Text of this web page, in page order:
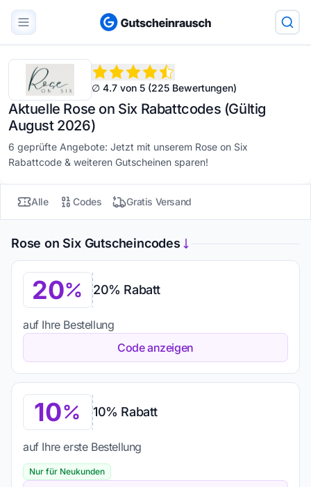
∅ 4.7 von 5 (225 Bewertungen)
Aktuelle Rose on Six Rabattcodes (Gültig
August 2026)
6 geprüfte Angebote: Jetzt mit unserem Rose on Six
Rabattcode & weiteren Gutscheinen sparen!
Alle Codes Gratis Versand
Rose on Six Gutscheincodes
20 20% Rabatt
auf Ihre Bestellung
Code anzeigen
10 10% Rabatt
auf Ihre erste Bestellung
Nur für Neukunden